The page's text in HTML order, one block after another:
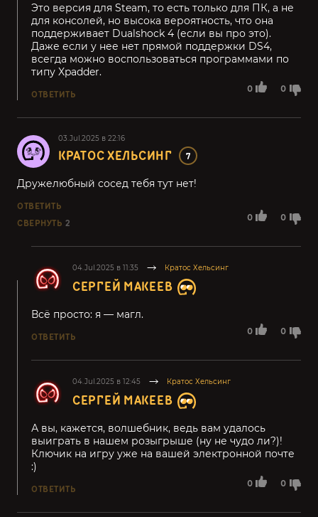
0 0
Это версия для Steam, то есть только для ПК, а не
для консолей, но высока вероятность, что она
поддерживает Dualshock 4 (если вы про это).
Даже если у нее нет прямой поддержки DS4,
всегда можно воспользоваться программами по
типу Xpadder.
ОТВЕТИТЬ
03.Jul.2025 в 22:16
КРАТОС ХЕЛЬСИНГ 7
0 0
Дружелюбный сосед тебя тут нет!
ОТВЕТИТЬ
СВЕРНУТЬ 2
04.Jul.2025 в 11:35 Кратос Хельсинг
СЕРГЕЙ МАКЕЕВ
0 0
Всё просто: я — магл.
ОТВЕТИТЬ
04.Jul.2025 в 12:45 Кратос Хельсинг
СЕРГЕЙ МАКЕЕВ
0 0
А вы, кажется, волшебник, ведь вам удалось
выиграть в нашем розыгрыше (ну не чудо ли?)!
Ключик на игру уже на вашей электронной почте
:)
ОТВЕТИТЬ